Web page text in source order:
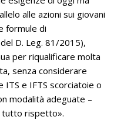
alle azioni sui giovani
formule di
D. Leg. 81/2015),
per riqualificare molta
senza considerare
ITS e IFTS scorciatoie o
modalità adeguate –
tutto rispetto».